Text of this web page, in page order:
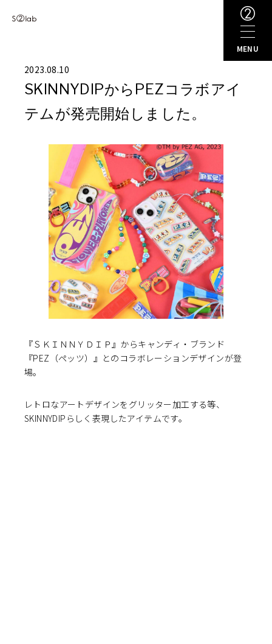
MENU
2023.08.10
SKINNYDIPからPEZコラボアイ
テムが発売開始しました。
『ＳＫＩＮＮＹＤＩＰ』からキャンディ・ブランド
『PEZ（ペッツ）』とのコラボレーションデザインが登
場。
レトロなアートデザインをグリッター加工する等、
SKINNYDIPらしく表現したアイテムです。
Brands
News
About
Recruit
SDG's
Contact
S②lab（株式会社エスツー・ラボ）
愛知県一宮市木曽川町黒田蔵ノ浦15-8